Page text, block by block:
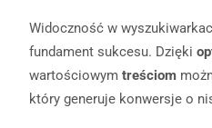
Widoczność w
fundament sukcesu. Dzięki
wartościowym treściom
który generuje konwersje o